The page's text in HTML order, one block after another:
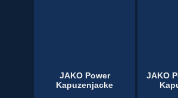
JAKO Power
Kapuzenjacke
JAKO